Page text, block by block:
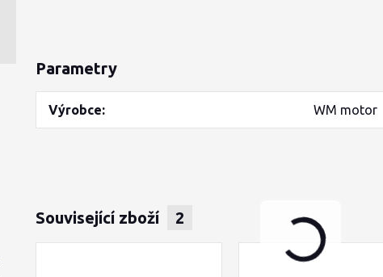
Parametry
Výrobce WM motor
Související zboží 2